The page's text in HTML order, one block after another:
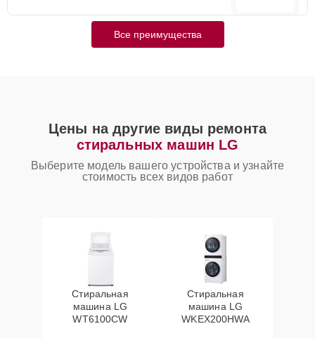
Все преимущества
Цены на другие виды ремонта
стиральных машин LG
Выберите модель вашего устройства и узнайте
стоимость всех видов работ
Стиральная
машина LG
WT6100CW
Стиральная
машина LG
WKEX200HWA